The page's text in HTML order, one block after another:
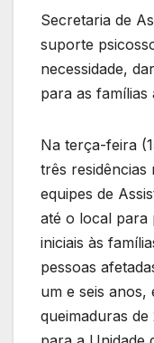
Secretaria de
suporte
necessidade,
para as famílias
Na terça-feira
três residências
equipes de
até o local para
iniciais às
pessoas
um e seis
queimaduras